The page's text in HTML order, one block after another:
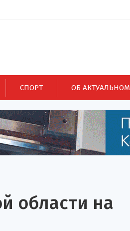
СПОРТ ОБ АКТУАЛЬНОМ
области на